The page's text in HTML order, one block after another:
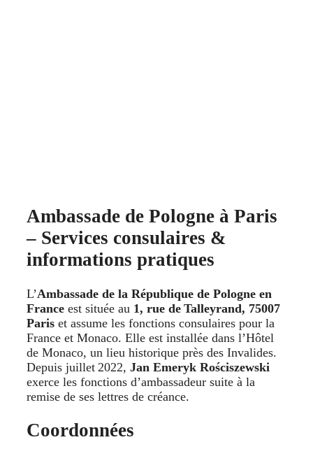
Ambassade de Pologne à Paris
– Services consulaires &
informations pratiques
L’Ambassade de la République de Pologne en
France est située au 1, rue de Talleyrand, 75007
Paris et assume les fonctions consulaires pour la
France et Monaco. Elle est installée dans l’Hôtel
de Monaco, un lieu historique près des Invalides.
Depuis juillet 2022, Jan Emeryk Rościszewski
exerce les fonctions d’ambassadeur suite à la
remise de ses lettres de créance.
Coordonnées